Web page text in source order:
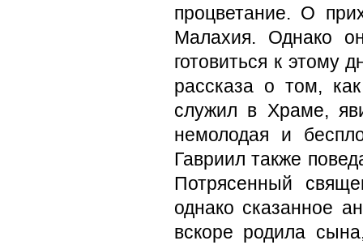
процветание. О
Малахия. Од­нако
готовиться к этому
рассказа о том,
служил в Храме,
немолодая и
Гавриил также
Потрясенный
однако сказанное
вскоре родила